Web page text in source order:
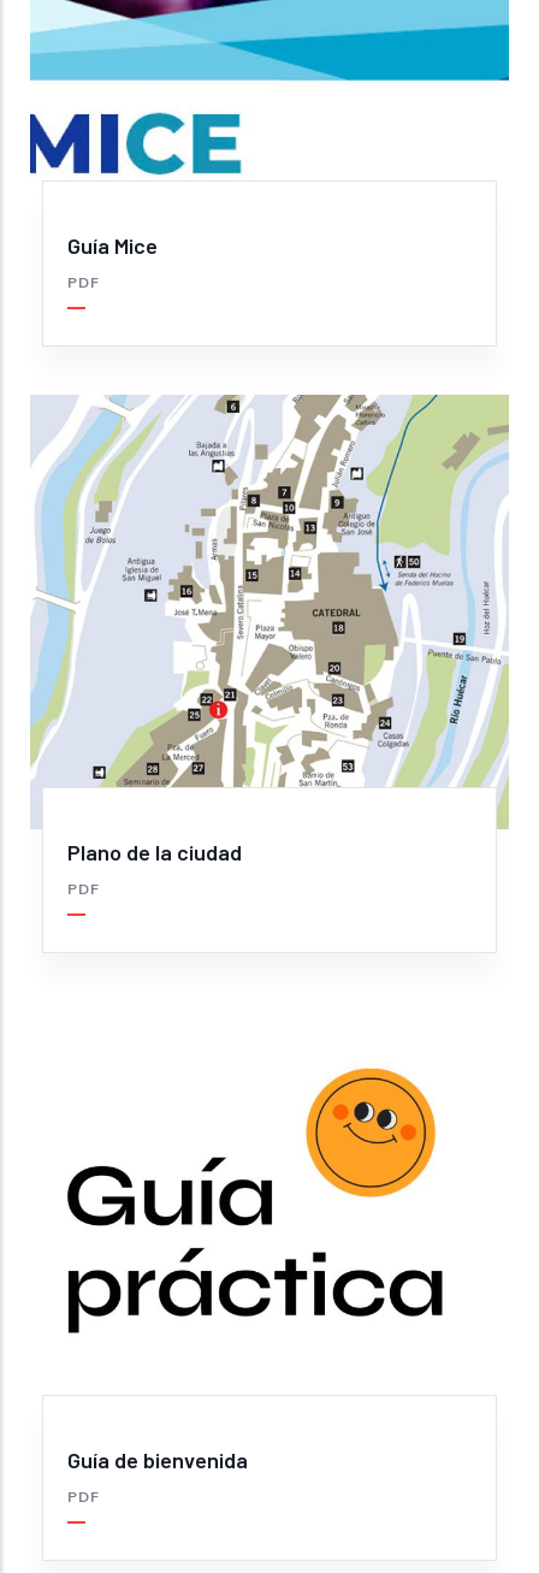
Guía Mice
PDF
Plano de la ciudad
PDF
Guía de bienvenida
PDF